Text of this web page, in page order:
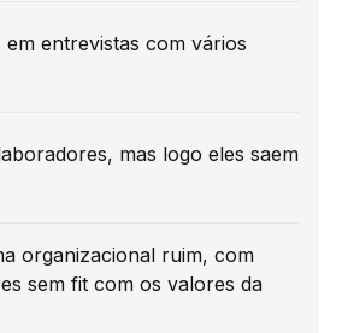
em entrevistas com vários
mas logo eles saem
organizacional ruim, com
sem fit com os valores da